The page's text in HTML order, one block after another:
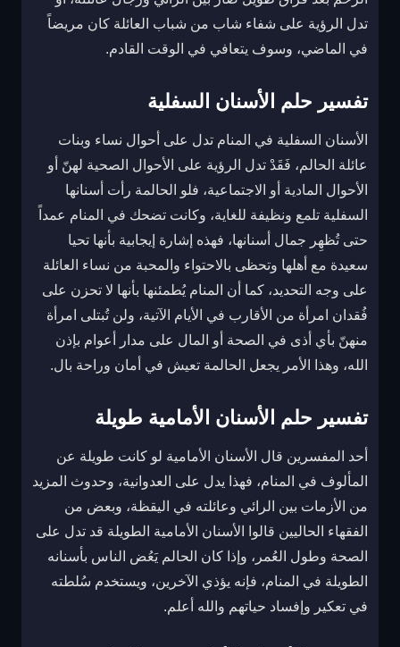
تدل الرؤية على شفاء شاب من شباب العائلة كان مريضاً
في الماضي، وسوف يتعافي في الوقت القادم.
تفسير حلم الأسنان السفلية
الأسنان السفلية في المنام تدل على أحوال نساء وبنات
عائلة الحالم، فَقَدْ تدل الرؤية على الأحوال الصحية لهنّ أو
الأحوال المادية أو الاجتماعية، فلو الحالمة رأت أسنانها
السفلية تلمع ونظيفة للغاية، وكانت تضحك في المنام عمداً
حتى تُظهِر جمال أسنانها، فهذه إشارة إيجابية بأنها تحيا
سعيدة مع أهلها وتحظى بالاحتواء والمحبة من نساء العائلة
على وجه التحديد، كما أن المنام يُطمئنها بأنها لا تحزن على
فُقدان امرأة من الأقارب في الأيام الآتية، ولن تُبتلى امرأة
منهنّ بأي أذى في الصحة أو المال على مدار أعوام بإذن
الله، وهذا الأمر يجعل الحالمة تعيش في أمان وراحة بال.
تفسير حلم الأسنان الأمامية طويلة
أحد المفسرين قال الأسنان الأمامية لو كانت طويلة عن
المألوف في المنام، فهذا يدل على العدوانية، وحدوث المزيد
من الأزمات بين الرائي وعائلته في اليقظة، وبعض من
الفقهاء الحاليين قالوا الأسنان الأمامية الطويلة قد تدل على
الصحة وطول العُمر، وإذا كان الحالم يَعُض الناس بأسنانه
الطويلة في المنام، فإنه يؤذي الآخرين، ويستخدم سُلطته
في تعكير وإفساد حياتهم والله أعلم.